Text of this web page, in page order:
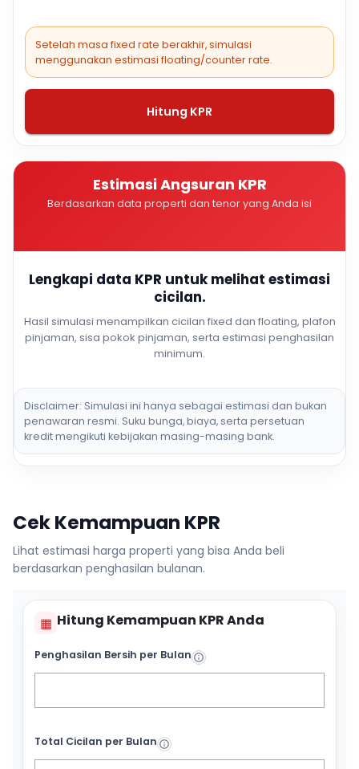
Setelah masa fixed rate berakhir, simulasi
menggunakan estimasi floating/counter rate.
Hitung KPR
Estimasi Angsuran KPR
Berdasarkan data properti dan tenor yang Anda isi
Lengkapi data KPR untuk melihat estimasi
cicilan.
Hasil simulasi menampilkan cicilan fixed dan floating, plafon
pinjaman, sisa pokok pinjaman, serta estimasi penghasilan
minimum.
Disclaimer: Simulasi ini hanya sebagai estimasi dan bukan
penawaran resmi. Suku bunga, biaya, serta persetuan
kredit mengikuti kebijakan masing-masing bank.
Cek Kemampuan KPR
Lihat estimasi harga properti yang bisa Anda beli
berdasarkan penghasilan bulanan.
▦ Hitung Kemampuan KPR Anda
Penghasilan Bersih per Bulan
Total Cicilan per Bulan